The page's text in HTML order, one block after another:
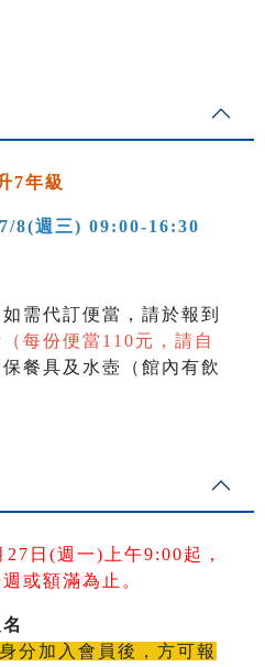
7年級
8(週三) 09:00-16:30
需代訂便當，請於報到
（每份便當110元，請自
保餐具及水壺（館內有飲
27日(週一)上午9:00起，
或額滿為止。
分加入會員後，方可報